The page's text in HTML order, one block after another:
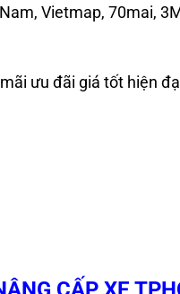
Vietmap, 70mai,
ưu đãi giá tốt hiện